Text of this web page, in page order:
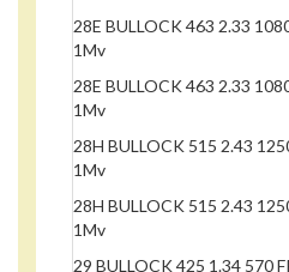
28E BULLOCK 463 2.33
1Mv
28E BULLOCK 463 2.33
1Mv
28H BULLOCK 515 2.43
1Mv
28H BULLOCK 515 2.43
1Mv
29 BULLOCK 425 1.34 570